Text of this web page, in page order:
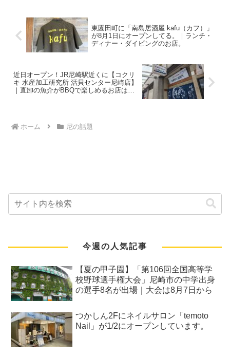
東園田町に「南島居酒屋 kafu（カフ）」
が8月1日にオープンしてる。｜ランチ・
ディナー・ダイビングのお店。
近日オープン！JR尼崎駅近くに【コクリ
キ 水産加工研究所 活貝センター尼崎店】
｜直卸の魚介がBBQで楽しめるお店はな
ホーム 尼の話題
今週の人気記事
【夏の甲子園】「第106回全国高等学
校野球選手権大会」尼崎市の中学出身
の選手8名が出場｜大会は8月7日から
つかしん2Fにネイルサロン「temoto
Nail」が1/2にオープンしています。